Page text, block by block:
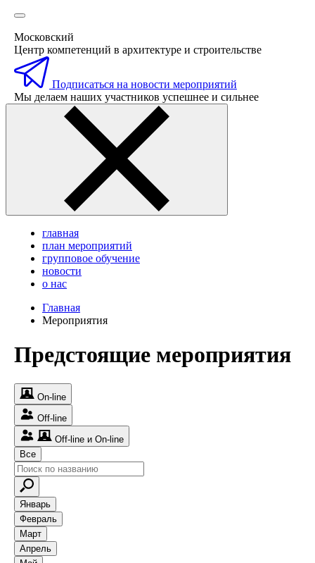
Московский
Центр компетенций в архитектуре и строительстве
Подписаться на новости мероприятий
Мы делаем наших участников успешнее и сильнее
главная
план мероприятий
групповое обучение
новости
о нас
Главная
Мероприятия
Предстоящие мероприятия
On‑line
Off‑line
Off‑line и On‑line
Все
Январь
Февраль
Март
Апрель